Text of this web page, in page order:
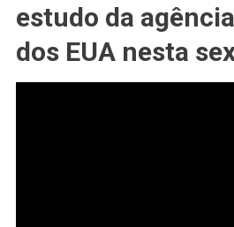
estudo da
dos EUA nesta